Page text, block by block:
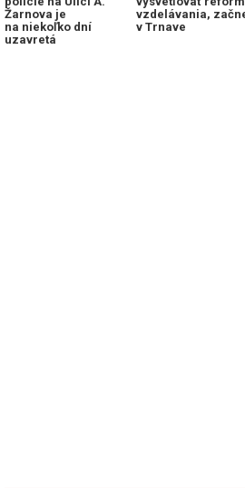
Žarnova je
na niekoľko dní
uzavretá
vzdelávania,
v Trnave